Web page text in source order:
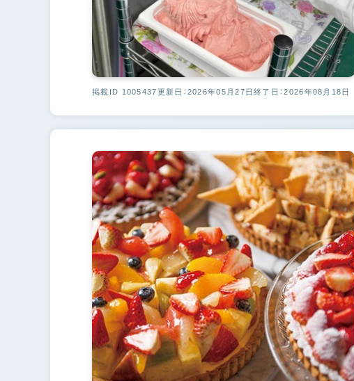
掲載ID 1005437更新日：2026年05月27日終了日：2026年08月18日